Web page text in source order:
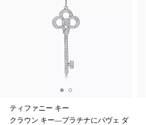
ティファニー キー
クラウン キー—プラチナにパヴェ ダ